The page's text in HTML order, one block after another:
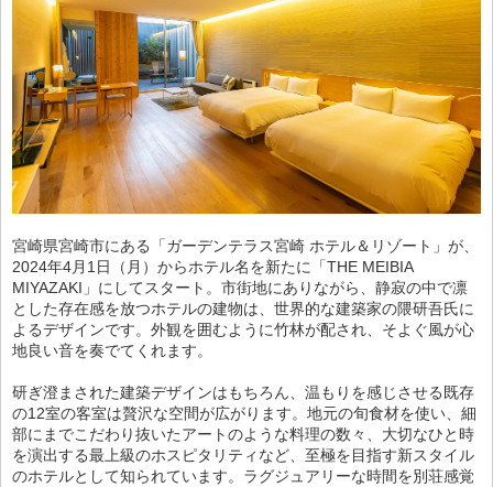
宮崎県宮崎市にある「ガーデンテラス宮崎 ホテル＆リゾート」が、
2024年4月1日（月）からホテル名を新たに「THE MEIBIA
MIYAZAKI」にしてスタート。市街地にありながら、静寂の中で凛
とした存在感を放つホテルの建物は、世界的な建築家の隈研吾氏に
よるデザインです。外観を囲むように竹林が配され、そよぐ風が心
地良い音を奏でてくれます。
研ぎ澄まされた建築デザインはもちろん、温もりを感じさせる既存
の12室の客室は贅沢な空間が広がります。地元の旬食材を使い、細
部にまでこだわり抜いたアートのような料理の数々、大切なひと時
を演出する最上級のホスピタリティなど、至極を目指す新スタイル
のホテルとして知られています。ラグジュアリーな時間を別荘感覚